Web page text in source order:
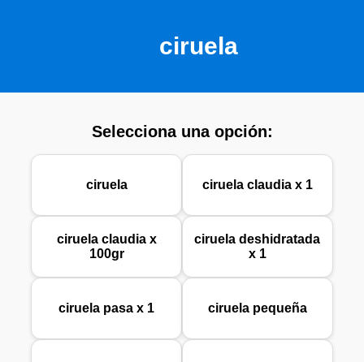
ciruela
Selecciona una opción:
ciruela ciruela claudia x 1
ciruela claudia x
100gr
ciruela deshidratada
x 1
ciruela pasa x 1 ciruela pequeña